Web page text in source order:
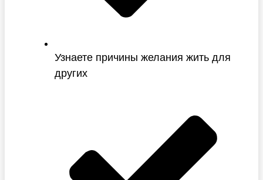
Узнаете причины желания жить для
других